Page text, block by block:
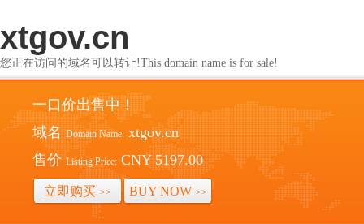
xtgov.cn
您正在访问的域名可以转让!This domain name is for sale!
一口价出售中！
域名 Domain Name: xtgov.cn
售价 Listing Price: CNY 5197.00
立即购买 >> BUY NOW >>